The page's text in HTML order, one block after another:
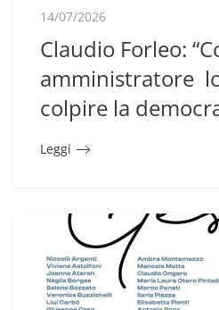
14/07/2026
Claudio Forleo:
amministratore
colpire la
Leggi